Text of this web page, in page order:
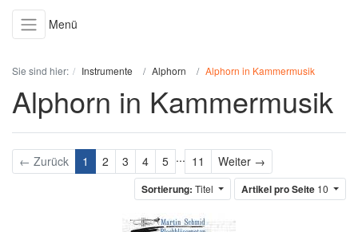
Menü
Sie sind hier: Instrumente Alphorn Alphorn in Kammermusik
Alphorn in Kammermusik
← Zurück 1 2 3 4 5 ... 11 Weiter →
Sortierung: Titel Artikel pro Seite 10